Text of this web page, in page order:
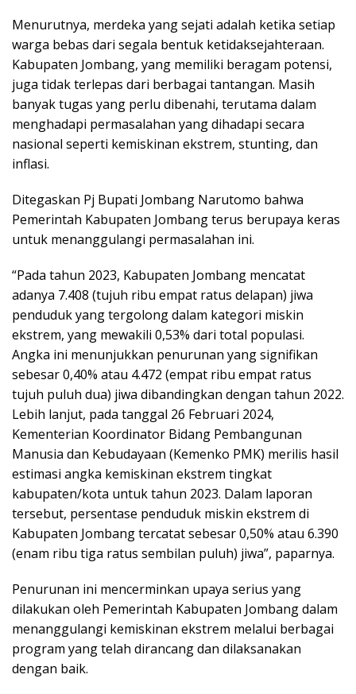
Menurutnya, merdeka yang sejati adalah ketika setiap
warga bebas dari segala bentuk ketidaksejahteraan.
Kabupaten Jombang, yang memiliki beragam potensi,
juga tidak terlepas dari berbagai tantangan. Masih
banyak tugas yang perlu dibenahi, terutama dalam
menghadapi permasalahan yang dihadapi secara
nasional seperti kemiskinan ekstrem, stunting, dan
inflasi.
Ditegaskan Pj Bupati Jombang Narutomo bahwa
Pemerintah Kabupaten Jombang terus berupaya keras
untuk menanggulangi permasalahan ini.
“Pada tahun 2023, Kabupaten Jombang mencatat
adanya 7.408 (tujuh ribu empat ratus delapan) jiwa
penduduk yang tergolong dalam kategori miskin
ekstrem, yang mewakili 0,53% dari total populasi.
Angka ini menunjukkan penurunan yang signifikan
sebesar 0,40% atau 4.472 (empat ribu empat ratus
tujuh puluh dua) jiwa dibandingkan dengan tahun 2022.
Lebih lanjut, pada tanggal 26 Februari 2024,
Kementerian Koordinator Bidang Pembangunan
Manusia dan Kebudayaan (Kemenko PMK) merilis hasil
estimasi angka kemiskinan ekstrem tingkat
kabupaten/kota untuk tahun 2023. Dalam laporan
tersebut, persentase penduduk miskin ekstrem di
Kabupaten Jombang tercatat sebesar 0,50% atau 6.390
(enam ribu tiga ratus sembilan puluh) jiwa”, paparnya.
Penurunan ini mencerminkan upaya serius yang
dilakukan oleh Pemerintah Kabupaten Jombang dalam
menanggulangi kemiskinan ekstrem melalui berbagai
program yang telah dirancang dan dilaksanakan
dengan baik.